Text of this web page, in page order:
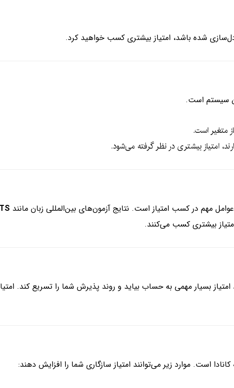
شده باشد، امتیاز بیشتری کسب خواهید کرد.
سیستم است.
متغیر است.
امتیاز بیشتری در نظر گرفته می‌شود.
مهم در کسب امتیاز است. نتایج آزمون‌های بین‌المللی زبان مانند
بیشتری کسب می‌کنند.
است. موارد زیر می‌توانند امتیاز سازگاری شما را افزایش دهند: